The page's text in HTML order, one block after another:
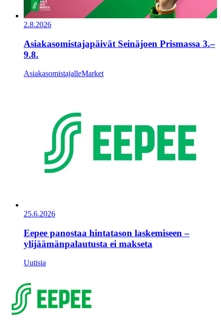
2.8.2026
Asiakasomistajapäivät Seinäjoen Prismassa 3.–
9.8.
AsiakasomistajalleMarket
25.6.2026
Eepee panostaa hintatason laskemiseen –
ylijäämänpalautusta ei makseta
Uutisia